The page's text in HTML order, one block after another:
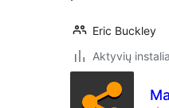
Eric Buckley
Aktyvių